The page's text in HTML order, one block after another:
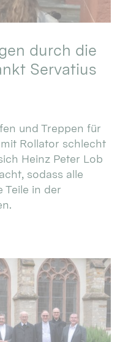
durch die
Servatius
und Treppen für
Rollator schlecht
Heinz Peter Lob
sodass alle
Teile in der